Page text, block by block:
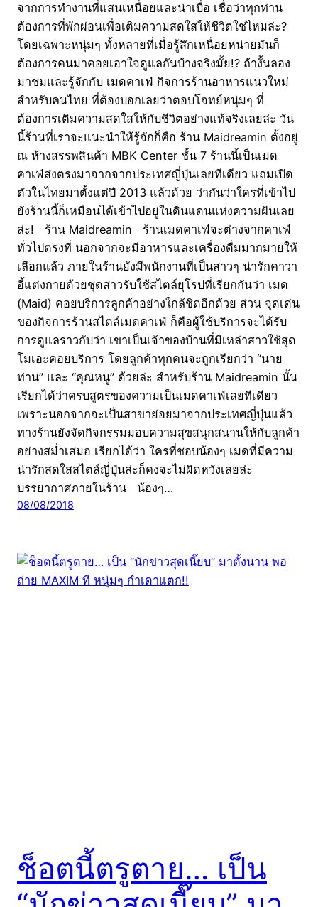
จากการทำงานที่แสนเหนื่อยและน่าเบื่อ เชื่อว่าทุกท่าน
ต้องการที่พักผ่อนเพื่อเติมความสดใสให้ชีวิตใช่ไหมล่ะ?
โดยเฉพาะหนุ่มๆ ทั้งหลายที่เมื่อรู้สึกเหนื่อยหน่ายมันก็
ต้องการคนมาคอยเอาใจดูแลกันบ้างจริงมั้ย!? ถ้างั้นลอง
มาชมและรู้จักกับ เมดคาเฟ่ กิจการร้านอาหารแนวใหม่
สำหรับคนไทย ที่ต้องบอกเลยว่าตอบโจทย์หนุ่มๆ ที่
ต้องการเติมความสดใสให้กับชีวิตอย่างแท้จริงเลยล่ะ วัน
นี้ร้านที่เราจะแนะนำให้รู้จักก็คือ ร้าน Maidreamin ตั้งอยู่
ณ ห้างสรรพสินค้า MBK Center ชั้น 7 ร้านนี้เป็นเมด
คาเฟ่ส่งตรงมาจากจากประเทศญี่ปุ่นเลยทีเดียว แถมเปิด
ตัวในไทยมาตั้งแต่ปี 2013 แล้วด้วย ว่ากันว่าใครที่เข้าไป
ยังร้านนี้ก็เหมือนได้เข้าไปอยู่ในดินแดนแห่งความฝันเลย
ล่ะ! ร้าน Maidreamin ร้านเมดคาเฟ่จะต่างจากคาเฟ่
ทั่วไปตรงที่ นอกจากจะมีอาหารและเครื่องดื่มมากมายให้
เลือกแล้ว ภายในร้านยังมีพนักงานที่เป็นสาวๆ น่ารักคาวา
อี้แต่งกายด้วยชุดสาวรับใช้สไตล์ยุโรปที่เรียกกันว่า เมด
(Maid) คอยบริการลูกค้าอย่างใกล้ชิดอีกด้วย ส่วน จุดเด่น
ของกิจการร้านสไตล์เมดคาเฟ่ ก็คือผู้ใช้บริการจะได้รับ
การดูแลราวกับว่า เขาเป็นเจ้าของบ้านที่มีเหล่าสาวใช้สุด
โมเอะคอยบริการ โดยลูกค้าทุกคนจะถูกเรียกว่า “นาย
ท่าน” และ “คุณหนู” ด้วยล่ะ สำหรับร้าน Maidreamin นั้น
เรียกได้ว่าครบสูตรของความเป็นเมดคาเฟ่เลยทีเดียว
เพราะนอกจากจะเป็นสาขาย่อยมาจากประเทศญี่ปุ่นแล้ว
ทางร้านยังจัดกิจกรรมมอบความสุขสนุกสนานให้กับลูกค้า
อย่างสม่ำเสมอ เรียกได้ว่า ใครที่ชอบน้องๆ เมดที่มีความ
น่ารักสดใสสไตล์ญี่ปุ่นล่ะก็คงจะไม่ผิดหวังเลยล่ะ
บรรยากาศภายในร้าน น้องๆ…
08/08/2018
ช็อตนี้ตรูตาย… เป็น